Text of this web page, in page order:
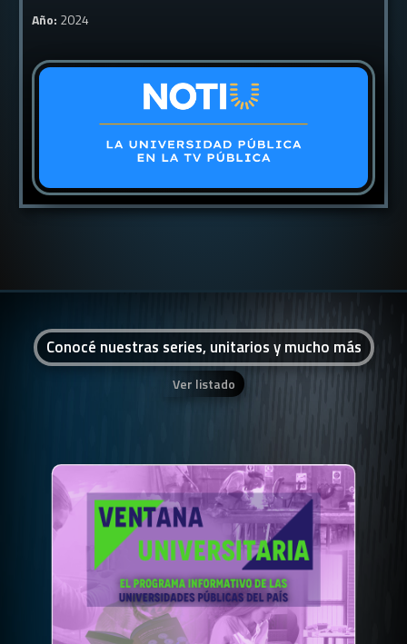
Año: 2024
Conocé nuestras series, unitarios y mucho más
Ver listado